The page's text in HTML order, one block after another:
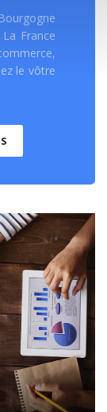
France
le vôtre